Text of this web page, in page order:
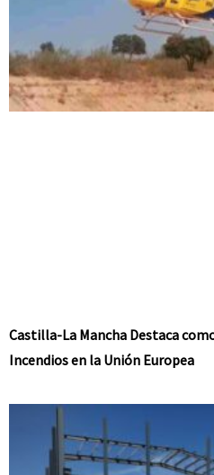
Castilla-La Mancha Destaca
Incendios en la Unión Europea